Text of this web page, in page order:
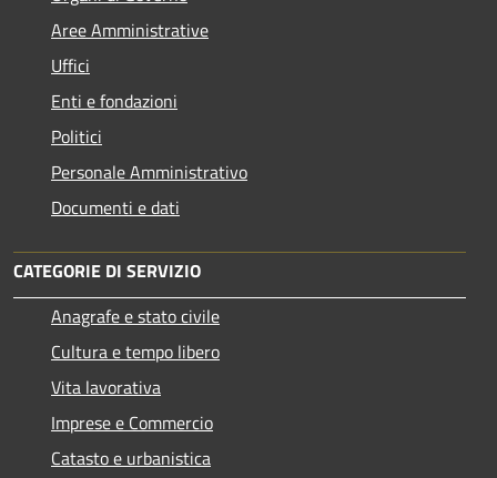
Aree Amministrative
Uffici
Enti e fondazioni
Politici
Personale Amministrativo
Documenti e dati
CATEGORIE DI SERVIZIO
Anagrafe e stato civile
Cultura e tempo libero
Vita lavorativa
Imprese e Commercio
Catasto e urbanistica